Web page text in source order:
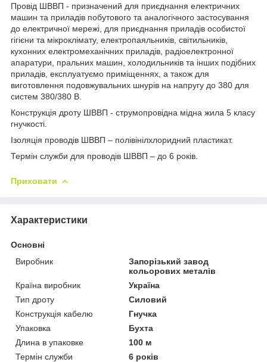
Провід ШВВП - призначений для приєднання електричних
машин та приладів побутового та аналогічного застосування
до електричної мережі, для приєднання приладів особистої
гігієни та мікроклімату, електропаяльників, світильників,
кухонних електромеханічних приладів, радіоелектронної
апаратури, пральних машин, холодильників та інших подібних
приладів, експлуатуємо приміщеннях, а також для
виготовлення подовжувальних шнурів на напругу до 380 для
систем 380/380 В.
Конструкція дроту ШВВП - струмопровідна мідна жила 5 класу
гнучкості.
Ізоляція проводів ШВВП – полівінілхлоридний пластикат.
Термін служби для проводів ШВВП – до 6 років.
Приховати
Характеристики
Основні
Виробник
Запорізький завод
кольорових металів
Країна виробник
Україна
Тип дроту
Силовий
Конструкція кабелю
Гнучка
Упаковка
Бухта
Длина в упаковке
100 м
Термін служби
6 років